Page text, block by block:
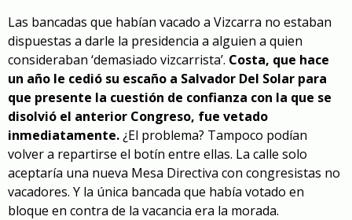
Las bancadas que habían vacado a Vizcarra no estaban
dispuestas a darle la presidencia a alguien a quien
consideraban ‘demasiado vizcarrista’. Costa, que hace
un año le cedió su escaño a Salvador Del Solar para
que presente la cuestión de confianza con la que se
disolvió el anterior Congreso, fue vetado
inmediatamente.¿El problema? Tampoco podían
volver a repartirse el botín entre ellas. La calle solo
aceptaría una nueva Mesa Directiva con congresistas no
vacadores. Y la única bancada que había votado en
bloque en contra de la vacancia era la morada.